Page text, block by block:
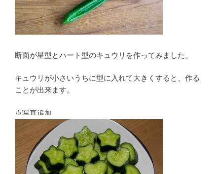
断面が星型とハート型のキュウリを作ってみました。
キュウリが小さいうちに型に入れて大きくすると、作る
ことが出来ます。
※写真追加